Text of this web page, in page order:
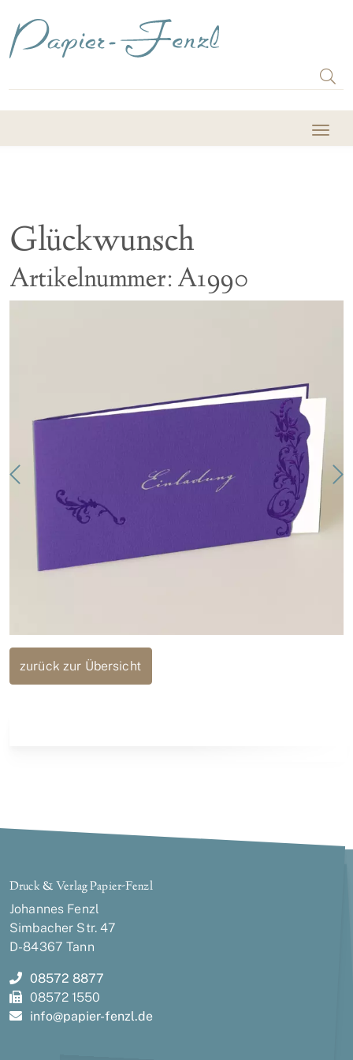
Glückwunsch
Artikelnummer: A1990
zurück zur Übersicht
Druck & Verlag Papier-Fenzl
Johannes Fenzl
Simbacher Str. 47
D-84367 Tann
08572 8877
08572 1550
info@papier-fenzl.de